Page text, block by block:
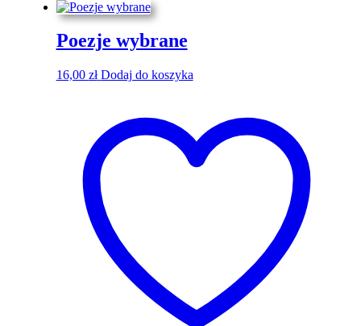
Poezje wybrane
16,00 zł Dodaj do koszyka